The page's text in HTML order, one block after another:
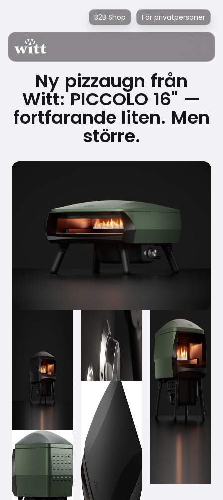
B2B Shop För privatpersoner
Ny pizzaugn från
Witt: PICCOLO 16" —
fortfarande liten. Men
större.